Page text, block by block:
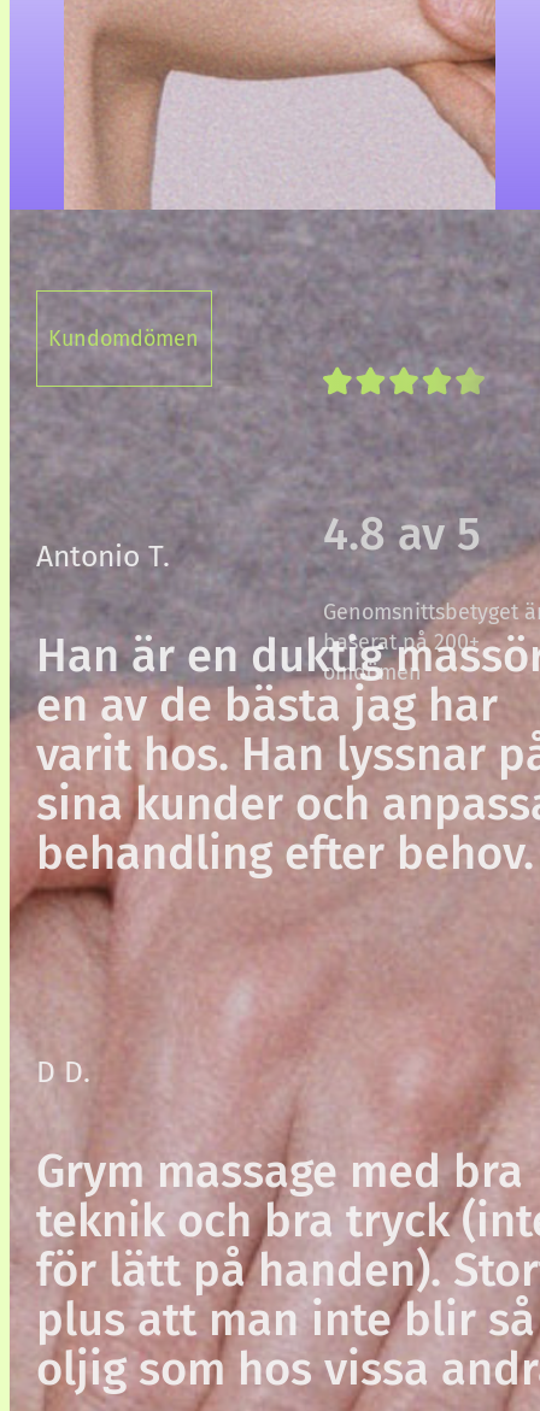
Kundomdömen
4.8 av 5
Genomsnittsbetyget
baserat på 200+
omdömen
Antonio T.
Han är en duktig
en av de bästa jag har
varit hos. Han lyssnar
sina kunder och
behandling efter behov.
D D.
Grym massage med bra
teknik och bra tryck
för lätt på handen).
plus att man inte blir så
oljig som hos vissa